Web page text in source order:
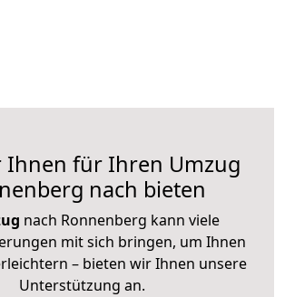
Ihnen für Ihren Umzug
nach bieten
nach Ronnenberg kann viele
mit sich bringen, um Ihnen
– bieten wir Ihnen unsere
Unterstützung an.